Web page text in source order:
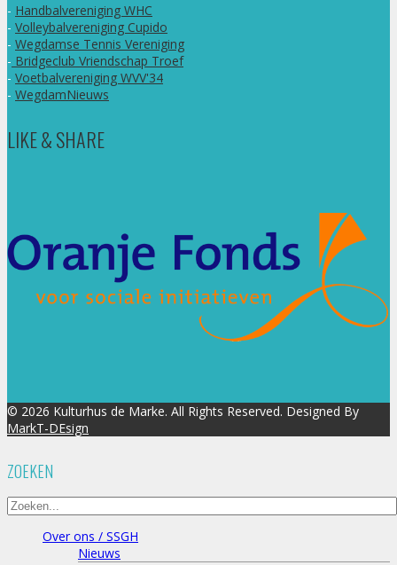
- Handbalvereniging WHC
- Volleybalvereniging Cupido
- Wegdamse Tennis Vereniging
- Bridgeclub Vriendschap Troef
- Voetbalvereniging WVV'34
- WegdamNieuws
LIKE & SHARE
© 2026 Kulturhus de Marke. All Rights Reserved. Designed By
MarkT-DEsign
ZOEKEN
Over ons / SSGH
Nieuws